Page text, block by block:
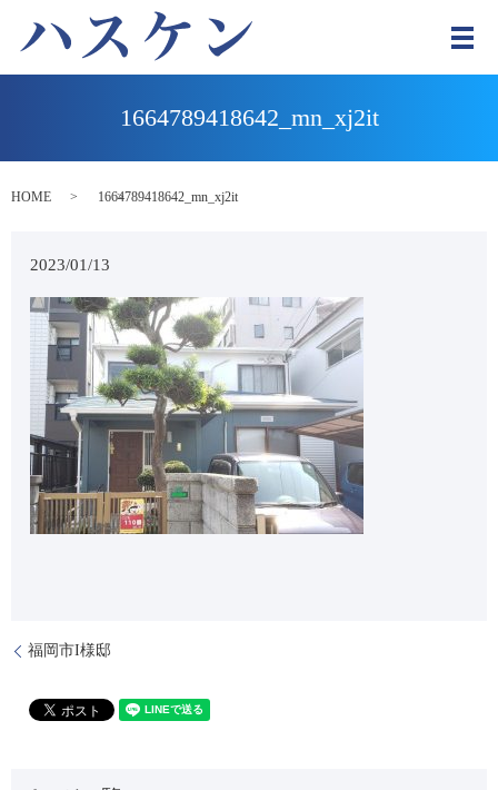
メ
1664789418642_mn_xj2it
HOME 1664789418642_mn_xj2it
2023/01/13
福岡市I様邸